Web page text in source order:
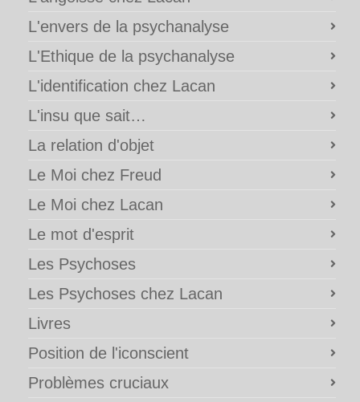
L'envers de la psychanalyse
L'Ethique de la psychanalyse
L'identification chez Lacan
L'insu que sait…
La relation d'objet
Le Moi chez Freud
Le Moi chez Lacan
Le mot d'esprit
Les Psychoses
Les Psychoses chez Lacan
Livres
Position de l'iconscient
Problèmes cruciaux